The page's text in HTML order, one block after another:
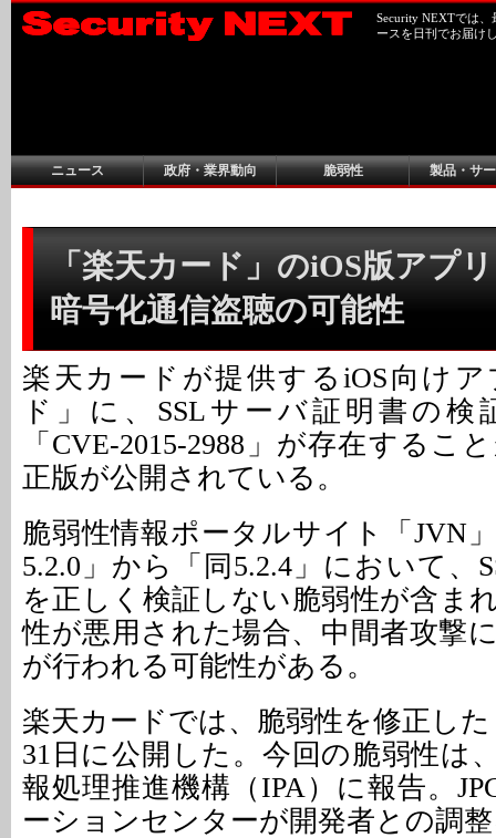
Security NEXTでは
ースを日刊でお届け
ニュース 政府・業界動向 脆弱性 製品・サ
「楽天カード」のiOS版アプ
暗号化通信盗聴の可能性
楽天カードが提供するiOS向け
ド」に、SSLサーバ証明書の検
「CVE-2015-2988」が存在するこ
正版が公開されている。
脆弱性情報ポータルサイト「JVN
5.2.0」から「同5.2.4」において、
を正しく検証しない脆弱性が含ま
性が悪用された場合、中間者攻撃
が行われる可能性がある。
楽天カードでは、脆弱性を修正した
31日に公開した。今回の脆弱性は
報処理推進機構（IPA）に報告。
ーションセンターが開発者との調